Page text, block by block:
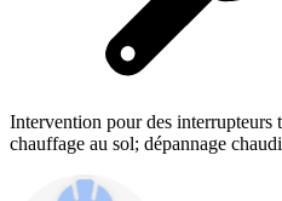
Intervention pour des interrupteurs
chauffage au sol; dépannage